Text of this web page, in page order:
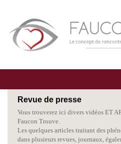
Revue de presse
Vous trouverez ici divers vidéos ET
Faucon Trouve.
Les quelques articles traitant des
dans plusieurs revues, journaux,